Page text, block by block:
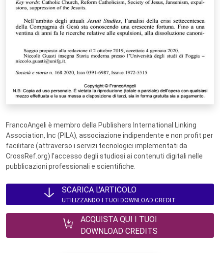
FrancoAngeli è membro della Publishers International Linking
Association, Inc (PILA), associazione indipendente e non profit per
facilitare (attraverso i servizi tecnologici implementati da
CrossRef.org) l’accesso degli studiosi ai contenuti digitali nelle
pubblicazioni professionali e scientifiche.
SCARICA L'ARTICOLO
UTILIZZANDO I TUOI DOWNLOAD CREDIT
ACQUISTA QUI I TUOI
DOWNLOAD CREDITS